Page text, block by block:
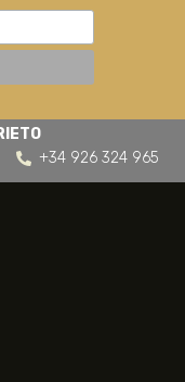
+34 926 324 965